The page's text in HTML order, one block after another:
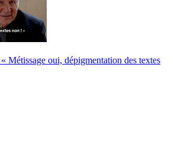
Métissage oui, dépigmentation des textes